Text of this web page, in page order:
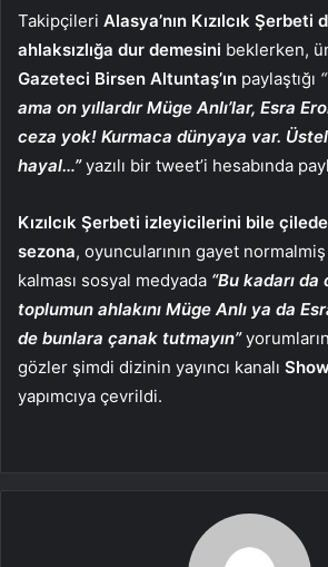
Takipçileri Alasya’nın Kızılcık
ahlaksızlığa dur demesini beklerken,
Gazeteci Birsen Altuntaş’ın paylaştığı “
ama on yıllardır Müge Anlı’lar, Esra
ceza yok! Kurmaca dünyaya var.
hayal…”yazılı bir tweet’i hesabında
Kızılcık Şerbeti izleyicilerini bile
sezona, oyuncularının gayet
kalması sosyal medyada “Bu kadarı da
toplumun ahlakını Müge Anlı ya da
de bunlara çanak tutmayın”
gözler şimdi dizinin yayıncı kanalı
yapımcıya çevrildi.